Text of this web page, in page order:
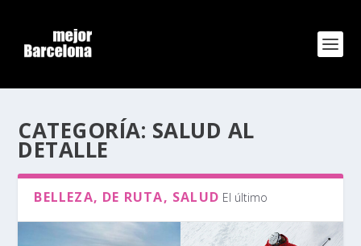
CATEGORÍA: SALUD AL
DETALLE
BELLEZA, DE RUTA, SALUD El último